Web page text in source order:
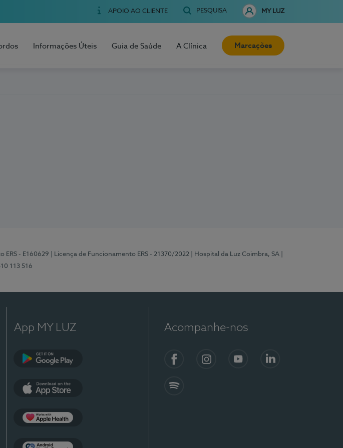
APOIO AO CLIENTE PESQUISA MY LUZ
Informações Úteis Guia de Saúde A Clínica Marcações
ERS - E160629 | Licença de Funcionamento ERS - 21370/2022 | Hospital da Luz Coimbra, SA
113 516
App MY LUZ Acompanhe-nos